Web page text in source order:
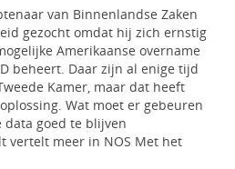
van Binnenlandse Zaken
gezocht omdat hij zich ernstig
Amerikaanse overname
beheert. Daar zijn al enige tijd
Kamer, maar dat heeft
Wat moet er gebeuren
data goed te blijven
vertelt meer in NOS Met het